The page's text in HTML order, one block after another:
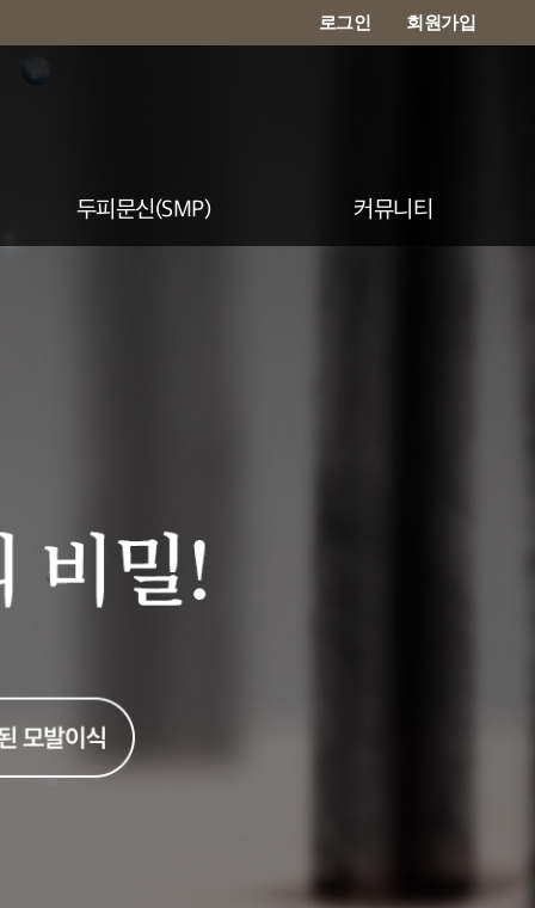
로그인 회원가입
두피문신(SMP) 커뮤니티